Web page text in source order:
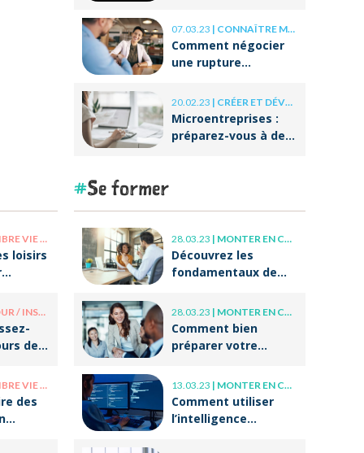
07.03.23 | CONNAÎTRE MES DROITS
Comment négocier
une rupture
20.02.23 | CRÉER ET DÉVELOPPER SA BOÎTE
Microentreprises :
préparez-vous à des
/ VIE PERSO
loisirs
/ INSOLITE
de
/ VIE PERSO
des
Se former
28.03.23 | MONTER EN COMPÉTENCE
Découvrez les
fondamentaux de
et du coaching !
28.03.23 | MONTER EN COMPÉTENCE
Comment bien
préparer votre
professionnelle ?
13.03.23 | MONTER EN COMPÉTENCE
Comment utiliser
l’intelligence